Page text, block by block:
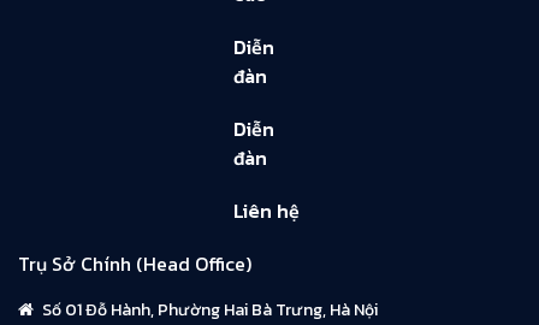
Diễn
đàn
Diễn
đàn
Liên hệ
Trụ Sở Chính (Head Office)
Số 01 Đỗ Hành, Phường Hai Bà Trưng, Hà Nội